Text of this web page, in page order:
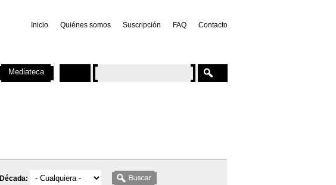
Inicio Quiénes somos Suscripción FAQ Contacto
Década:
Mediateca